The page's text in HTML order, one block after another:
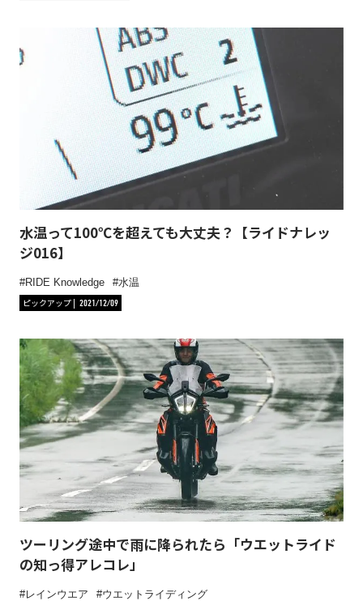
水温って100℃を超えても大丈夫？【ライドナレッ
ジ016】
RIDE Knowledge
水温
ピックアップ
2021/12/09
ツーリング途中で雨に降られたら「ウエットライド
の知っ得アレコレ」
レインウエア
ウエットライディング